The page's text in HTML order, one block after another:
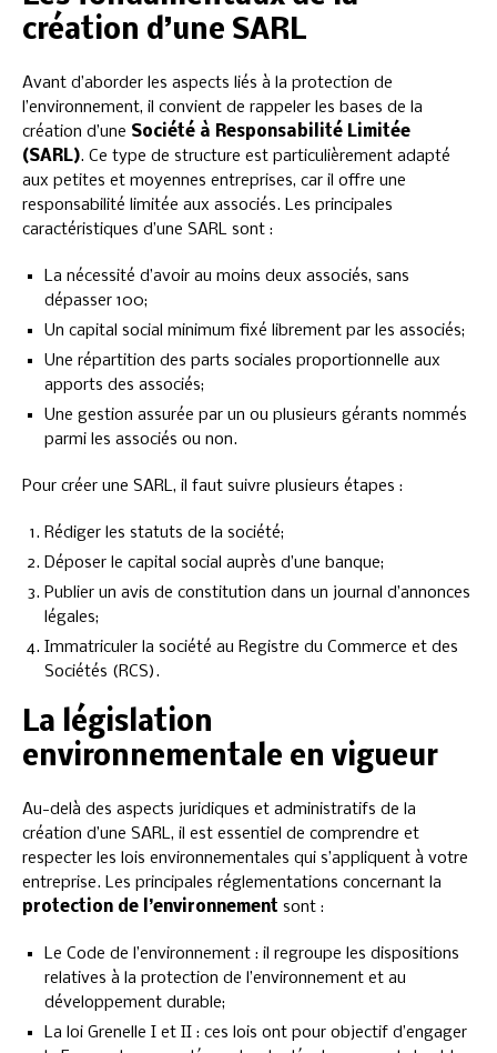
création d’une SARL
Avant d’aborder les aspects liés à la protection de
l’environnement, il convient de rappeler les bases de la
création d’une Société à Responsabilité Limitée
(SARL). Ce type de structure est particulièrement adapté
aux petites et moyennes entreprises, car il offre une
responsabilité limitée aux associés. Les principales
caractéristiques d’une SARL sont :
La nécessité d’avoir au moins deux associés, sans
dépasser 100;
Un capital social minimum fixé librement par les associés;
Une répartition des parts sociales proportionnelle aux
apports des associés;
Une gestion assurée par un ou plusieurs gérants nommés
parmi les associés ou non.
Pour créer une SARL, il faut suivre plusieurs étapes :
Rédiger les statuts de la société;
Déposer le capital social auprès d’une banque;
Publier un avis de constitution dans un journal d’annonces
légales;
Immatriculer la société au Registre du Commerce et des
Sociétés (RCS).
La législation
environnementale en vigueur
Au-delà des aspects juridiques et administratifs de la
création d’une SARL, il est essentiel de comprendre et
respecter les lois environnementales qui s’appliquent à votre
entreprise. Les principales réglementations concernant la
protection de l’environnement sont :
Le Code de l’environnement : il regroupe les dispositions
relatives à la protection de l’environnement et au
développement durable;
La loi Grenelle I et II : ces lois ont pour objectif d’engager